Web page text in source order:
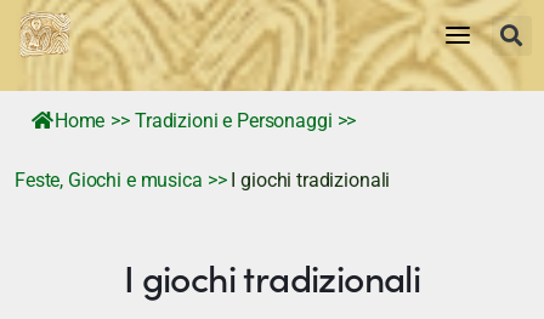
Home
Tradizioni e Personaggi
Home >> Tradizioni e Personaggi >>
Feste, Giochi e musica >> I giochi tradizionali
I giochi tradizionali